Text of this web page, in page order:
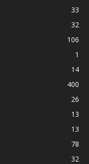
33
32
106
1
14
400
26
13
13
78
32